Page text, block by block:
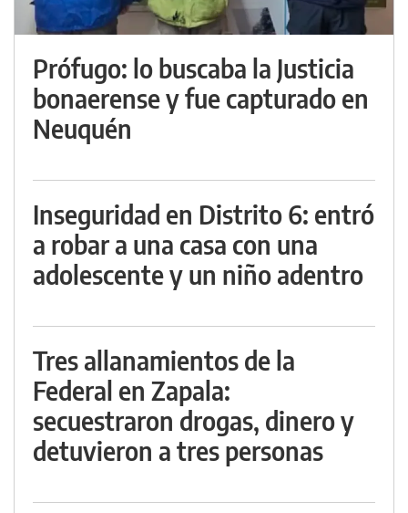
Prófugo: lo buscaba la Justicia
bonaerense y fue capturado en
Neuquén
Inseguridad en Distrito 6: entró
a robar a una casa con una
adolescente y un niño adentro
Tres allanamientos de la
Federal en Zapala:
secuestraron drogas, dinero y
detuvieron a tres personas